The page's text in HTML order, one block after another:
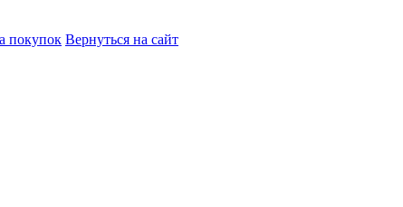
покупок Вернуться на сайт